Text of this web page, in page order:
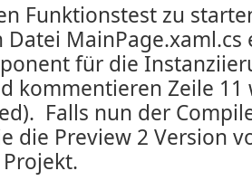
Funktionstest zu
MainPage.xaml.cs
für die
kommentieren Zeile
Falls nun der
die Preview 2 Version